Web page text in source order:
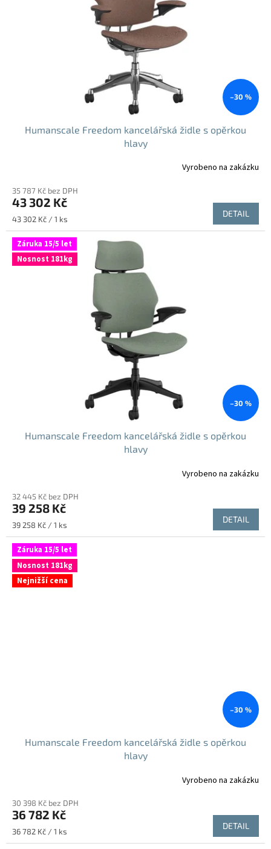
–30 %
Humanscale Freedom kancelářská židle s opěrkou
hlavy
Vyrobeno na zakázku
35 787 Kč bez DPH
43 302 Kč
Měrná
cena:
43 302 Kč / 1 ks
DETAIL
Záruka 15/5 let
Nosnost 181kg
–30 %
Humanscale Freedom kancelářská židle s opěrkou
hlavy
Vyrobeno na zakázku
32 445 Kč bez DPH
39 258 Kč
Měrná
cena:
39 258 Kč / 1 ks
DETAIL
Záruka 15/5 let
Nosnost 181kg
Nejnižší cena
–30 %
Humanscale Freedom kancelářská židle s opěrkou
hlavy
Vyrobeno na zakázku
30 398 Kč bez DPH
36 782 Kč
Měrná
cena:
36 782 Kč / 1 ks
DETAIL